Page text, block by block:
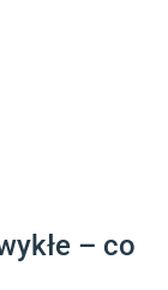
– co